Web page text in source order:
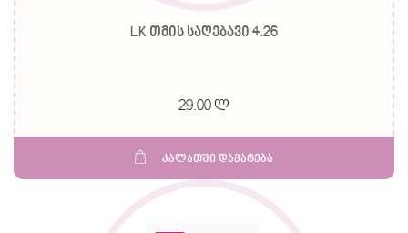
LK თმის საღებავი 4.26
29.00 ლ
კალათში დამატება